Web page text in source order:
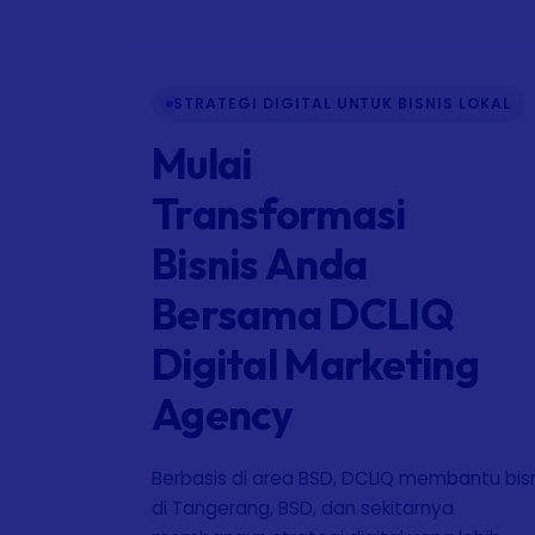
STRATEGI DIGITAL UNTUK BISNIS LOKAL
Mulai
Transformasi
Bisnis Anda
Bersama DCLIQ
Digital Marketing
Agency
Berbasis di area BSD, DCLIQ membantu
di Tangerang, BSD, dan sekitarnya